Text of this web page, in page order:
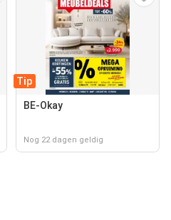
Tip
BE-Okay
Nog 22 dagen geldig